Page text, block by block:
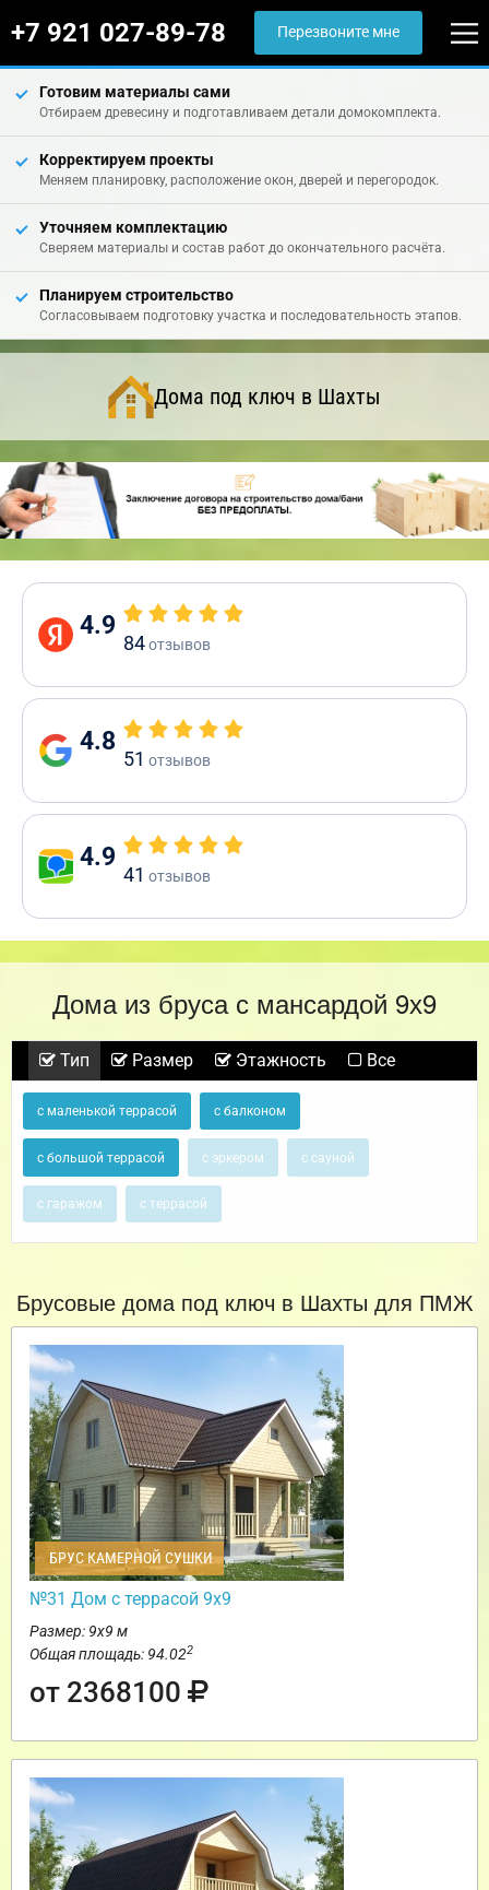
+7 921 027-89-78 Перезвоните мне
Готовим материалы сами
Отбираем древесину и подготавливаем детали домокомплекта.
Корректируем проекты
Меняем планировку, расположение окон, дверей и перегородок.
Уточняем комплектацию
Сверяем материалы и состав работ до окончательного расчёта.
Планируем строительство
Согласовываем подготовку участка и последовательность этапов.
Дома под ключ в Шахты
4.9
84отзывов
4.8
51 отзывов
4.9
41 отзывов
Дома из бруса с мансардой 9х9
Тип Размер Этажность Все
с маленькой террасой с балконом
с большой террасой с эркером с сауной
с гаражом с террасой
Брусовые дома под ключ в Шахты для ПМЖ
БРУС КАМЕРНОЙ СУШКИ
№31 Дом с террасой 9х9
Размер: 9х9 м
Общая площадь: 94.022
от 2368100